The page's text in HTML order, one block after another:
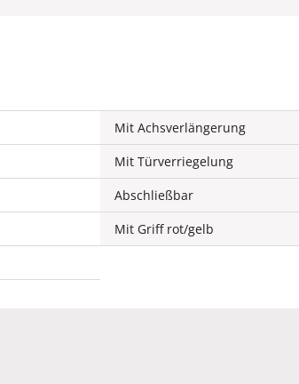
Mit Achsverlängerung
Mit Türverriegelung
Abschließbar
Mit Griff rot/gelb